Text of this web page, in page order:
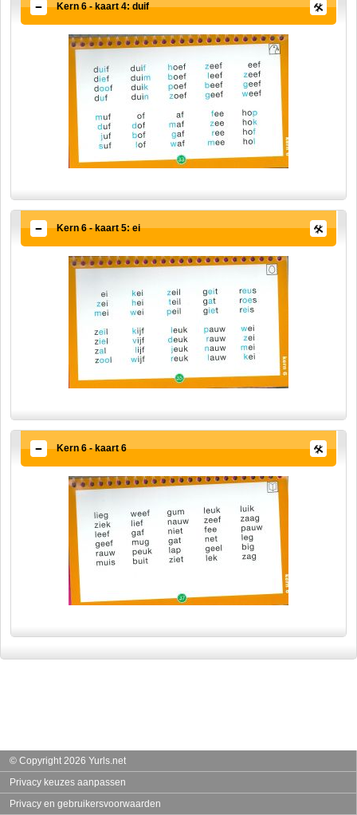
Kern 6 - kaart 4: duif
Kern 6 - kaart 5: ei
Kern 6 - kaart 6
© Copyright 2026 Yurls.net
Privacy keuzes aanpassen
Privacy en gebruikersvoorwaarden